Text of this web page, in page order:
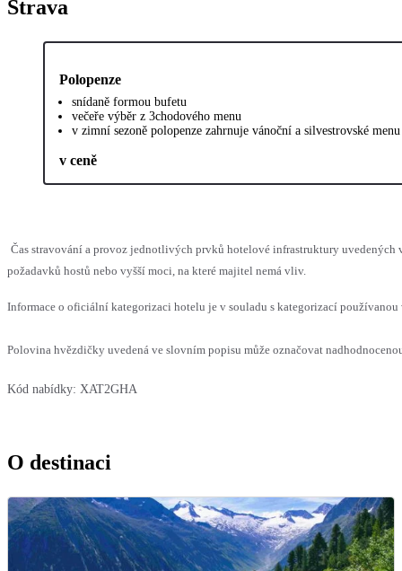
Strava
Polopenze
snídaně formou bufetu
večeře výběr z 3chodového menu
v zimní sezoně polopenze zahrnuje vánoční a silvestrovské menu
v ceně
Čas stravování a provoz jednotlivých prvků hotelové infrastruktury uvedených
požadavků hostů nebo vyšší moci, na které majitel nemá vliv.
Informace o oficiální kategorizaci hotelu je v souladu s kategorizací
Polovina hvězdičky uvedená ve slovním popisu může označovat
Kód nabídky: XAT2GHA
O destinaci